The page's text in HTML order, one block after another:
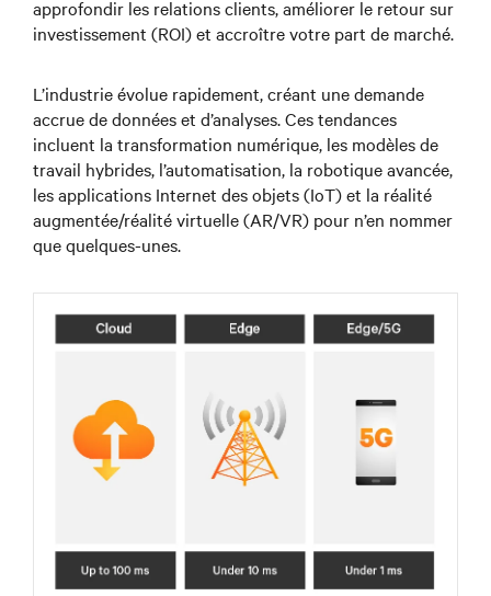
approfondir les relations clients, améliorer le retour sur
investissement (ROI) et accroître votre part de marché.
L’industrie évolue rapidement, créant une demande
accrue de données et d’analyses. Ces tendances
incluent la transformation numérique, les modèles de
travail hybrides, l’automatisation, la robotique avancée,
les applications Internet des objets (IoT) et la réalité
augmentée/réalité virtuelle (AR/VR) pour n’en nommer
que quelques-unes.